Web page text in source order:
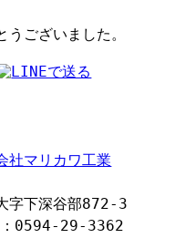
ございました。
社マリカワ工業
字下深谷部872-3
0594-29-3362